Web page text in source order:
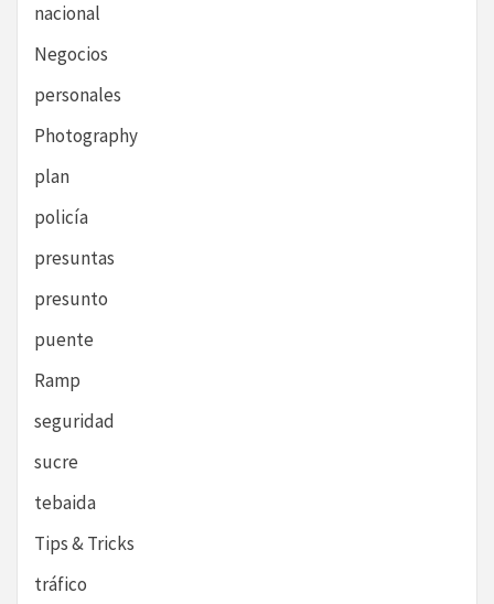
nacional
Negocios
personales
Photography
plan
policía
presuntas
presunto
puente
Ramp
seguridad
sucre
tebaida
Tips & Tricks
tráfico